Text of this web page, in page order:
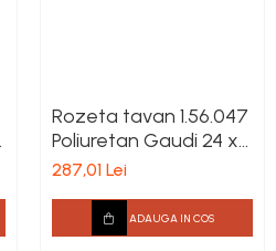
Rozeta tavan 1.56.047
Poliuretan Gaudi 24 x
404 mm
287,01 Lei
ADAUGA IN COS